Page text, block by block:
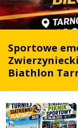
Sportowe
Biathlon